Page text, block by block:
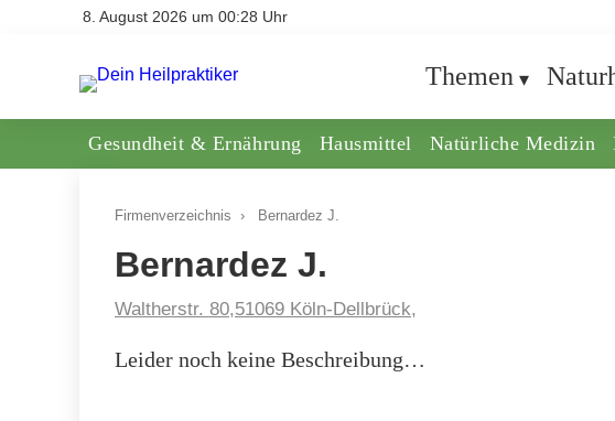
8. August 2026 um 00:28 Uhr
Themen
Gesundheit & Ernährung Hausmittel Natürliche Medizin
Firmenverzeichnis › Bernardez J.
Bernardez J.
Waltherstr. 80,51069 Köln-Dellbrück,
Leider noch keine Beschreibung…